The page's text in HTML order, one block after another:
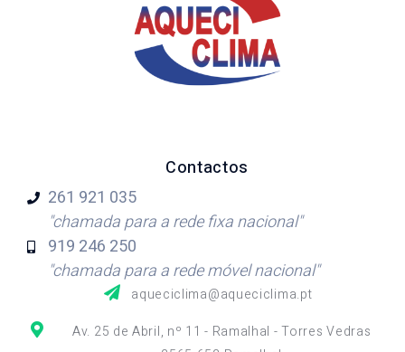
Contactos
261 921 035
"chamada para a rede fixa nacional"
919 246 250
"chamada para a rede móvel nacional"
aqueciclima@aqueciclima.pt
Av. 25 de Abril, nº 11 - Ramalhal - Torres Vedras